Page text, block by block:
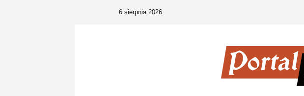
6 sierpnia 2026